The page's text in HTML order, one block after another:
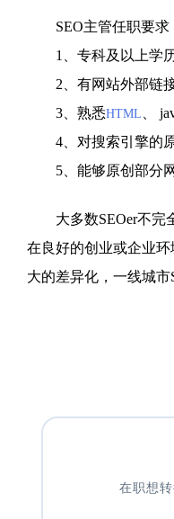
SEO主管任职要求
1、专科及以上学历
2、有网站外部链接
3、熟悉HTML
、
4、对搜索引擎的原
5、能够原创部分网
大多数SEOer不完全
在良好的创业或企业
大的差异化，一线城
在职想